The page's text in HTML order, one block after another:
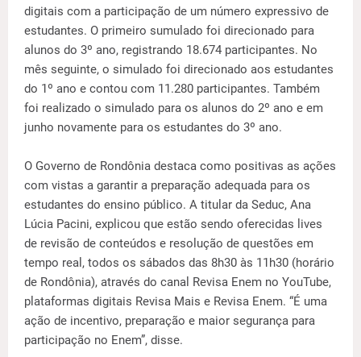
digitais com a participação de um número expressivo de
estudantes. O primeiro sumulado foi direcionado para
alunos do 3º ano, registrando 18.674 participantes. No
mês seguinte, o simulado foi direcionado aos estudantes
do 1º ano e contou com 11.280 participantes. Também
foi realizado o simulado para os alunos do 2º ano e em
junho novamente para os estudantes do 3º ano.
O Governo de Rondônia destaca como positivas as ações
com vistas a garantir a preparação adequada para os
estudantes do ensino público. A titular da Seduc, Ana
Lúcia Pacini, explicou que estão sendo oferecidas lives
de revisão de conteúdos e resolução de questões em
tempo real, todos os sábados das 8h30 às 11h30 (horário
de Rondônia), através do canal Revisa Enem no YouTube,
plataformas digitais Revisa Mais e Revisa Enem. “É uma
ação de incentivo, preparação e maior segurança para
participação no Enem”, disse.